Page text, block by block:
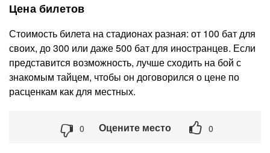
Цена билетов
Стоимость билета на стадионах разная: от 100 бат для
своих, до 300 или даже 500 бат для иностранцев. Если
представится возможность, лучше сходить на бой с
знакомым тайцем, чтобы он договорился о цене по
расценкам как для местных.
0 Оцените место 0